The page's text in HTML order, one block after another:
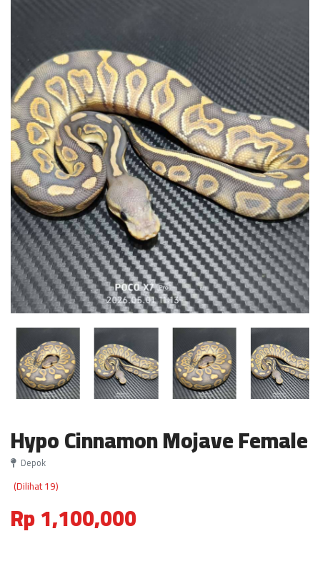
Hypo Cinnamon Mojave Female
Depok
(Dilihat 19)
Rp 1,100,000